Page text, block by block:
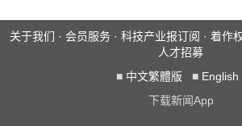
关于我们 · 会员服务 · 科技产业报订阅 · 着作
人才招募
■ 中文繁體版 ■ English
下载新闻App